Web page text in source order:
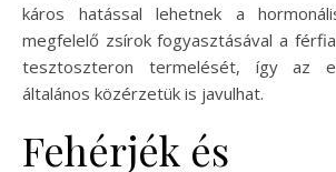
káros hatással lehetnek a
megfelelő zsírok fogyasztásával a
tesztoszteron termelését, így az
általános közérzetük is javulhat.
Fehérjék és